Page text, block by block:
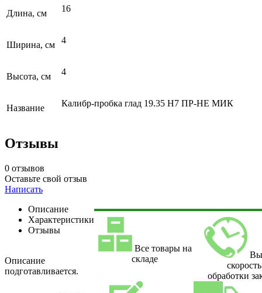
Длина, см 16
Ширина, см 4
Высота, см 4
Название Калибр-пробка глад 19.35 Н7 ПР-НЕ МИК
Отзывы
0 отзывов
Оставьте свой отзыв
Написать
Описание
Характеристики
Отзывы
Описание
подготавливается.
Все товары на
складе
скорость
обработки